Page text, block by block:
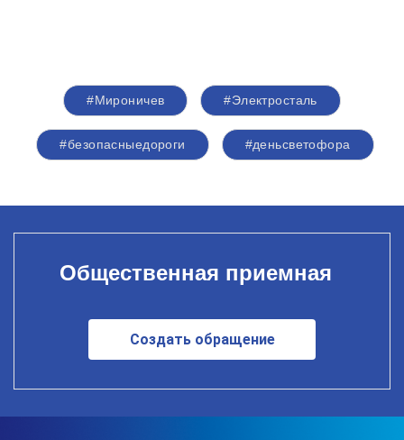
#Мироничев #Электросталь
#безопасныедороги #деньсветофора
Общественная приемная
Создать обращение